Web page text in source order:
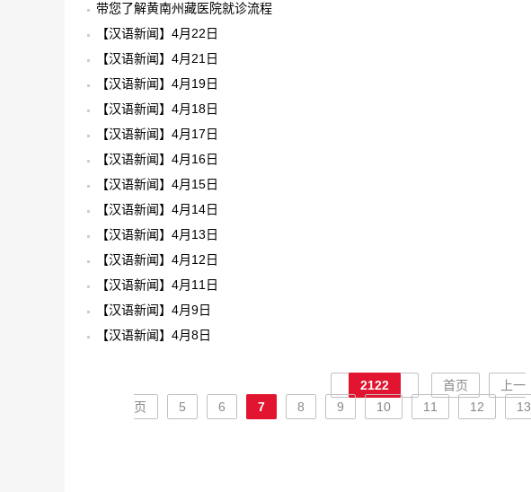
带您了解黄南州藏医院就诊流程
【汉语新闻】4月22日
【汉语新闻】4月21日
【汉语新闻】4月19日
【汉语新闻】4月18日
【汉语新闻】4月17日
【汉语新闻】4月16日
【汉语新闻】4月15日
【汉语新闻】4月14日
【汉语新闻】4月13日
【汉语新闻】4月12日
【汉语新闻】4月11日
【汉语新闻】4月9日
【汉语新闻】4月8日
2122 首页
上一
页
5 6 7 8 9 10 11 12 13